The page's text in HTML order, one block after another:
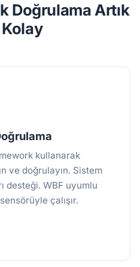
Doğrulama Artık
kullanarak
ve doğrulayın. Sistem
desteği. WBF uyumlu
çalışır.